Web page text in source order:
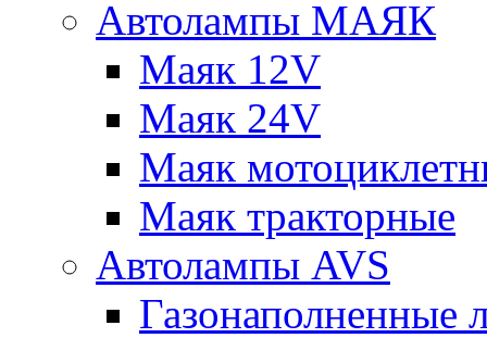
Автолампы МАЯК
Маяк 12V
Маяк 24V
Маяк
Маяк тракторные
Автолампы AVS
Газонаполненные